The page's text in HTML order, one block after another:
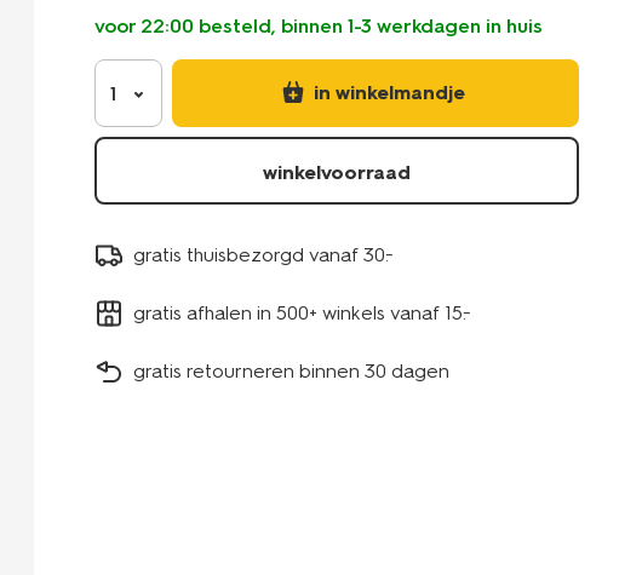
voor 22:00 besteld, binnen 1-3 werkdagen in huis
1 in winkelmandje
winkelvoorraad
gratis thuisbezorgd vanaf 30.-
gratis afhalen in 500+ winkels vanaf 15.-
gratis retourneren binnen 30 dagen